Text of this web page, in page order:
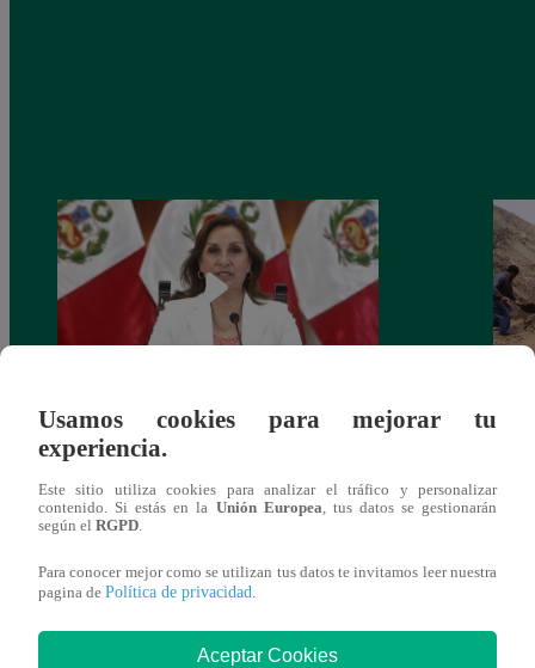
Congreso: proponen que el aumento del
salario presidencial se aplique desde 2026
Las
También te puede
Usamos cookies para mejorar tu
experiencia.
Este sitio utiliza cookies para analizar el tráfico y personalizar
contenido. Si estás en la Unión Europea , tus datos se gestionarán
según el RGPD
Para conocer mejor como se utilizan tus datos te invitamos leer nuestra
pagina de Política de privacidad
Aceptar Cookies